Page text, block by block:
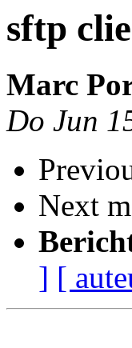
sftp
Marc
Do Jun
Next
] [